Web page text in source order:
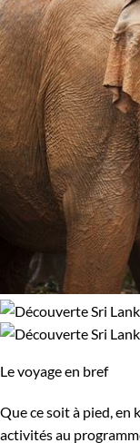
Le voyage en bref
Que ce soit à pied, en
activités au